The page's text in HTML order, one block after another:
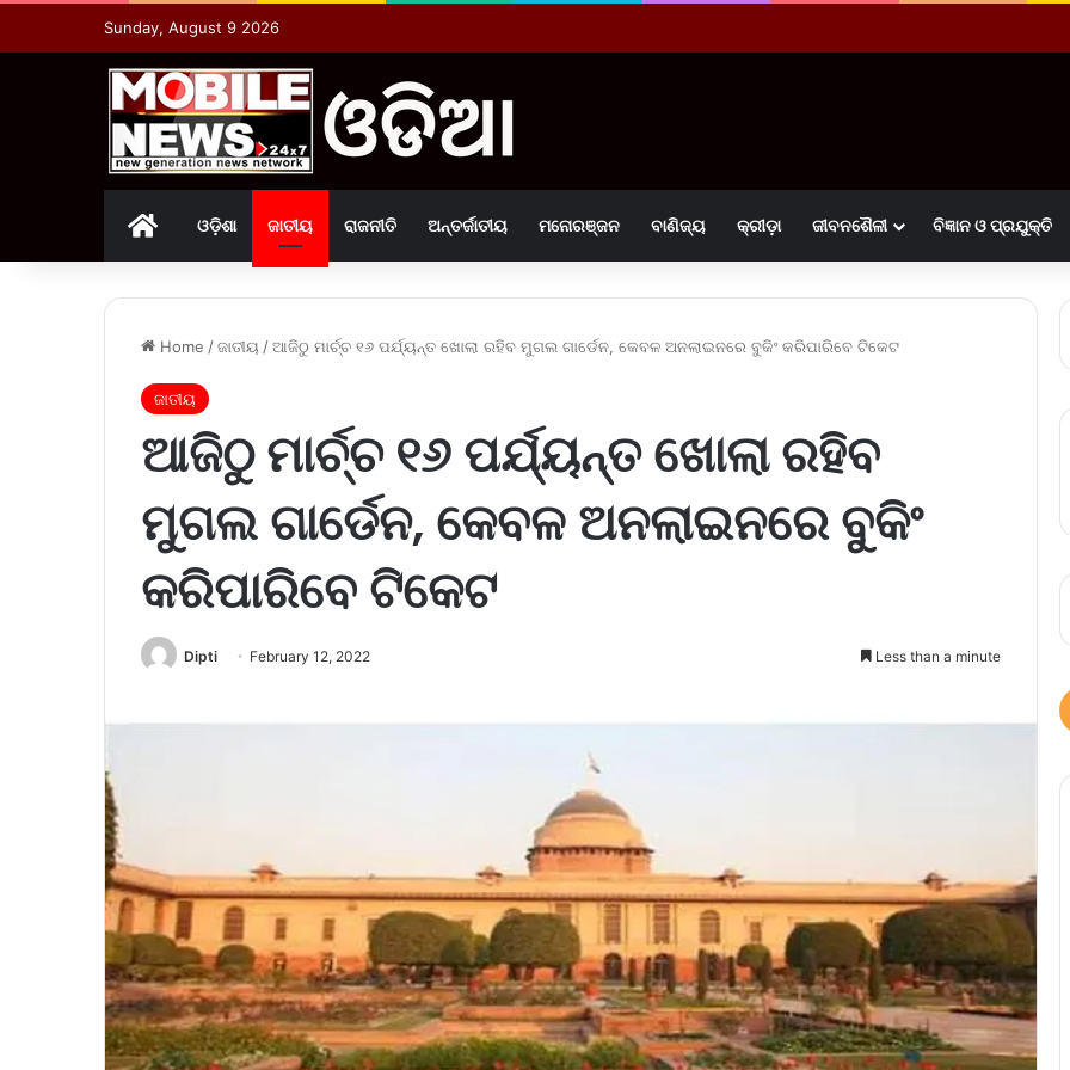
Sunday, August 9 2026
Homeଓଡ଼ିଶା ଜାତୀୟ ରାଜନୀତି ଅନ୍ତର୍ଜାତୀୟ ମନୋରଞ୍ଜନ ବାଣିଜ୍ୟ କ୍ରୀଡ଼ା ଜୀବନଶୈଳୀ ବିଜ୍ଞାନ ଓ ପ୍ରଯୁକ୍ତି
Home /ଜାତୀୟ /ଆଜିଠୁ ମାର୍ଚ୍ଚ ୧୬ ପର୍ଯ୍ୟନ୍ତ ଖୋଲା ରହିବ ମୁଗଲ ଗାର୍ଡେନ, କେବଳ ଅନଲାଇନରେ ବୁକିଂ କରିପାରିବେ ଟିକେଟ
ଜାତୀୟ
ଆଜିଠୁ ମାର୍ଚ୍ଚ ୧୬ ପର୍ଯ୍ୟନ୍ତ ଖୋଲା ରହିବ
ମୁଗଲ ଗାର୍ଡେନ, କେବଳ ଅନଲାଇନରେ ବୁକିଂ
କରିପାରିବେ ଟିକେଟ
Dipti February 12, 2022 Less than a minute